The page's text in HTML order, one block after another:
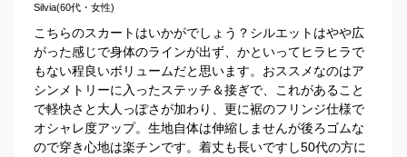
Silvia(60代・女性)
こちらのスカートはいかがでしょう？シルエットはやや広
がった感じで身体のラインが出ず、かといってヒラヒラで
もない程良いボリュームだと思います。おススメなのはア
シンメトリーに入ったステッチ＆接ぎで、これがあること
で軽快さと大人っぽさが加わり、更に裾のフリンジ仕様で
オシャレ度アップ。生地自体は伸縮しませんが後ろゴムな
ので穿き心地は楽チンです。着丈も長いですし50代の方に